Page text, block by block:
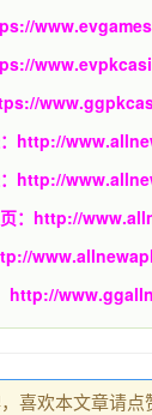
http://
http://
： http://
http://
喜欢本文章请点